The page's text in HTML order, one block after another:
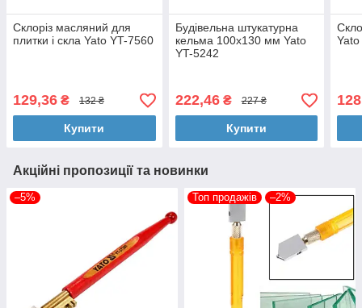
Склоріз масляний для
плитки і скла Yato YT-7560
129,36 ₴ 132 ₴
Купити
Будівельна штукатурна
кельма 100х130 мм Yato
YT-5242
222,46₴ 227 ₴
Купити
Акційні пропозиції та новинки
–5% Топ продажів –2%